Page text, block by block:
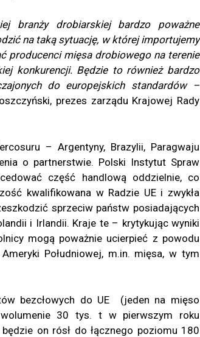
branży drobiarskiej bardzo poważne
na taką sytuację, w której importujemy
producenci mięsa drobiowego na terenie
konkurencji. Będzie to również bardzo
do europejskich standardów –
prezes zarządu Krajowej Rady
– Argentyny, Brazylii, Paragwaju
o partnerstwie. Polski Instytut Spraw
część handlową oddzielnie, co
kwalifikowana w Radzie UE i zwykła
sprzeciw państw posiadających
i Irlandii. Kraje te – krytykując wyniki
mogą poważnie ucierpieć z powodu
Południowej, m.in. mięsa, w tym
bezcłowych do UE (jeden na mięso
30 tys. t w pierwszym roku
on rósł do łącznego poziomu 180